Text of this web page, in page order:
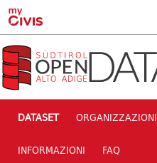
Skip to main content
DATASET ORGANIZZAZIONI
INFORMAZIONI FAQ